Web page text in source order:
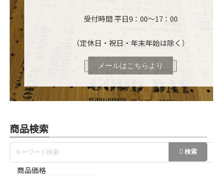
受付時間 平日9：00～17：00
（定休日・祝日・年末年始は除く）
メールはこちらより
商品検索
商品価格